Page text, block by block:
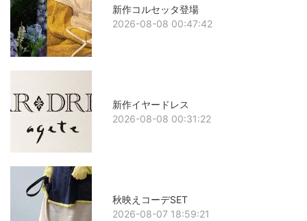
新作コルセッタ登場
2026-08-08 00:47:42
新作イヤードレス
2026-08-08 00:31:22
秋映えコーデSET
2026-08-07 18:59:21